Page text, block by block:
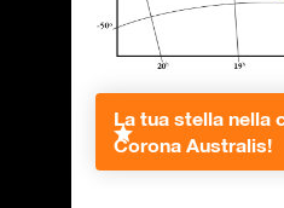
La tua stella nella
Corona Australis!